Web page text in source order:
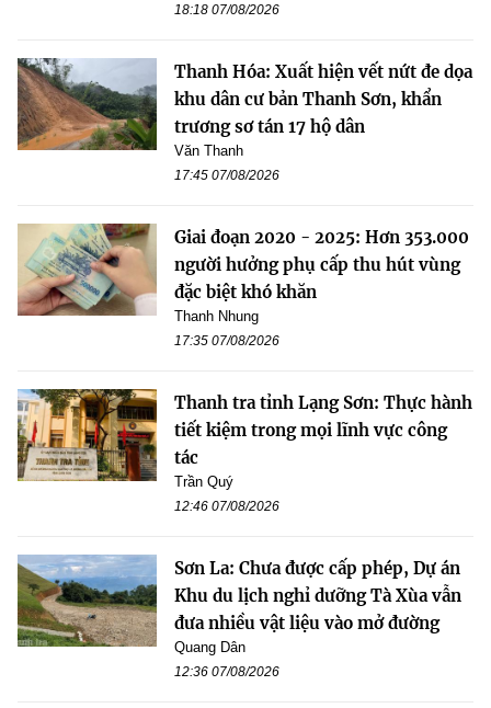
18:18 07/08/2026
Thanh Hóa: Xuất hiện vết nứt đe dọa
khu dân cư bản Thanh Sơn, khẩn
trương sơ tán 17 hộ dân
Văn Thanh
17:45 07/08/2026
Giai đoạn 2020 - 2025: Hơn 353.000
người hưởng phụ cấp thu hút vùng
đặc biệt khó khăn
Thanh Nhung
17:35 07/08/2026
Thanh tra tỉnh Lạng Sơn: Thực hành
tiết kiệm trong mọi lĩnh vực công
tác
Trần Quý
12:46 07/08/2026
Sơn La: Chưa được cấp phép, Dự án
Khu du lịch nghỉ dưỡng Tà Xùa vẫn
đưa nhiều vật liệu vào mở đường
Quang Dân
12:36 07/08/2026